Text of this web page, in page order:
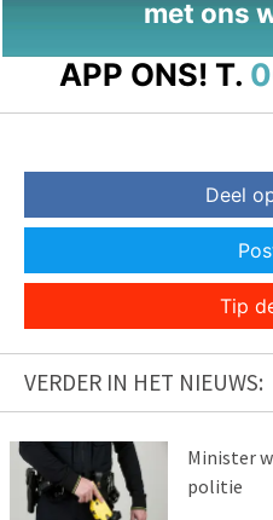
met ons
APP ONS! T.
Deel
Tip
VERDER IN HET NIEUWS:
Minister
politie